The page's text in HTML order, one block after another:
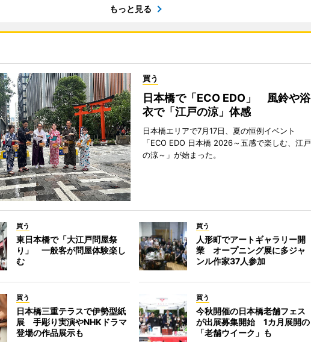
もっと見る
買う
日本橋で「ECO EDO」 風鈴や浴
衣で「江戸の涼」体感
日本橋エリアで7月17日、夏の恒例イベント
「ECO EDO 日本橋 2026～五感で楽しむ、江戸
の涼～」が始まった。
買う
東日本橋で「大江戸問屋祭
り」 一般客が問屋体験楽し
む
買う
人形町でアートギャラリー開
業 オープニング展に多ジャ
ンル作家37人参加
買う
日本橋三重テラスで伊勢型紙
展 手彫り実演やNHKドラマ
登場の作品展示も
買う
今秋開催の日本橋老舗フェス
が出展募集開始 1カ月展開の
「老舗ウイーク」も